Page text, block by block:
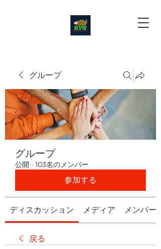
グループ
グループ
公開 · 103名のメンバー
参加する
ディスカッション メディア メンバー
戻る